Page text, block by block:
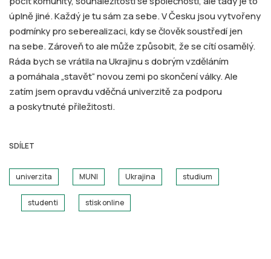
úplně jiné. Každý je tu sám za sebe. V Česku jsou vytvořeny
podmínky pro seberealizaci, kdy se člověk soustředí jen
na sebe. Zároveň to ale může způsobit, že se cítí osamělý.
Ráda bych se vrátila na Ukrajinu s dobrým vzděláním
a pomáhala „stavět“ novou zemi po skončení války. Ale
zatím jsem opravdu vděčná univerzitě za podporu
a poskytnuté příležitosti.
SDÍLET
univerzita MUNI Ukrajina studium
studenti stisk online